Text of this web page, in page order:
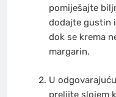
pomiješajte
dodajte gustin
dok se krema
margarin.
U
prelijte slojem